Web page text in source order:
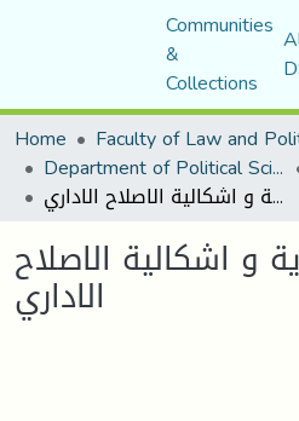
Communities
&
Collections
Home
Department of Political Sciences
التنمية الادارية و اشكالية الاصلاح الاداري
و اشكالية الاصلاح
الاداري